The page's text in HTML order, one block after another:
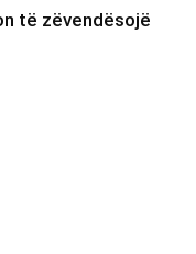
të zëvendësojë